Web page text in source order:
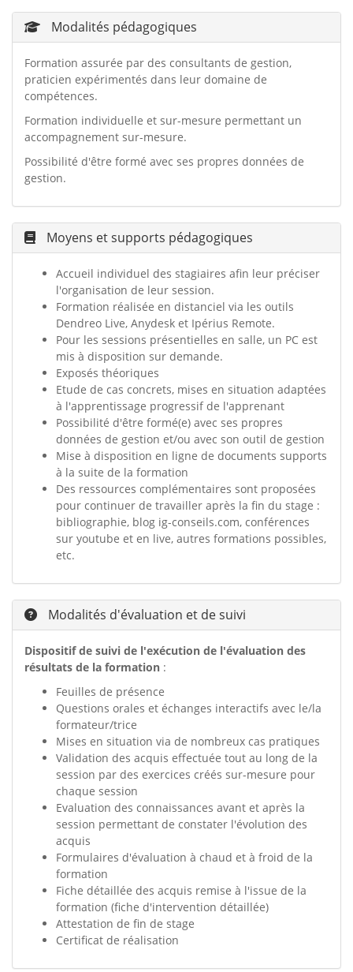
Modalités pédagogiques
Formation assurée par des consultants de gestion,
praticien expérimentés dans leur domaine de
compétences.
Formation individuelle et sur-mesure permettant un
accompagnement sur-mesure.
Possibilité d'être formé avec ses propres données de
gestion.
Moyens et supports pédagogiques
Accueil individuel des stagiaires afin leur préciser
l'organisation de leur session.
Formation réalisée en distanciel via les outils
Dendreo Live, Anydesk et Ipérius Remote.
Pour les sessions présentielles en salle, un PC est
mis à disposition sur demande.
Exposés théoriques
Etude de cas concrets, mises en situation adaptées
à l'apprentissage progressif de l'apprenant
Possibilité d'être formé(e) avec ses propres
données de gestion et/ou avec son outil de gestion
Mise à disposition en ligne de documents supports
à la suite de la formation
Des ressources complémentaires sont proposées
pour continuer de travailler après la fin du stage :
bibliographie, blog ig-conseils.com, conférences
sur youtube et en live, autres formations possibles,
etc.
Modalités d'évaluation et de suivi
Dispositif de suivi de l'exécution de l'évaluation des
résultats de la formation :
Feuilles de présence
Questions orales et échanges interactifs avec le/la
formateur/trice
Mises en situation via de nombreux cas pratiques
Validation des acquis effectuée tout au long de la
session par des exercices créés sur-mesure pour
chaque session
Evaluation des connaissances avant et après la
session permettant de constater l'évolution des
acquis
Formulaires d'évaluation à chaud et à froid de la
formation
Fiche détaillée des acquis remise à l'issue de la
formation (fiche d'intervention détaillée)
Attestation de fin de stage
Certificat de réalisation